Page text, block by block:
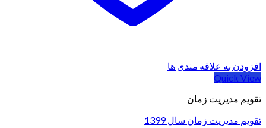
افزودن به علاقه مندی ها
Quick View
تقویم مدیریت زمان
تقویم مدیریت زمان سال 1399